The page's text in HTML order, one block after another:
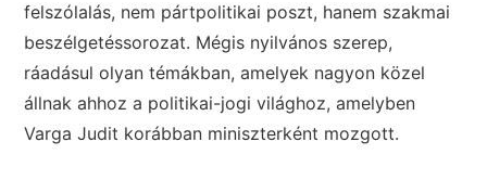
felszólalás, nem pártpolitikai poszt, hanem szakmai
beszélgetéssorozat. Mégis nyilvános szerep,
ráadásul olyan témákban, amelyek nagyon közel
állnak ahhoz a politikai-jogi világhoz, amelyben
Varga Judit korábban miniszterként mozgott.